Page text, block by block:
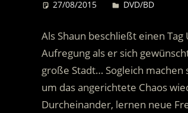
27/08/2015 Desiree
DVD/BD
Als Shaun beschließt einen
Aufregung als er sich
große Stadt… Sogleich
um das angerichtete Chaos
Durcheinander, lernen neue